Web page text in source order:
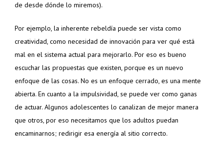
de desde dónde lo miremos).
Por ejemplo, la inherente rebeldía puede ser vista como
creatividad, como necesidad de innovación para ver qué está
mal en el sistema actual para mejorarlo. Por eso es bueno
escuchar las propuestas que existen, porque es un nuevo
enfoque de las cosas. No es un enfoque cerrado, es una mente
abierta. En cuanto a la impulsividad, se puede ver como ganas
de actuar. Algunos adolescentes lo canalizan de mejor manera
que otros, por eso necesitamos que los adultos puedan
encaminarnos; redirigir esa energía al sitio correcto.